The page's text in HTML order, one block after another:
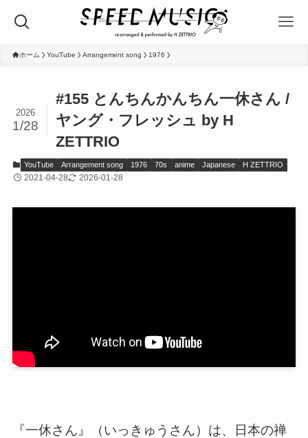
ホーム YouTube Arrangement song 1976
#155 とんちんかんちん一休さん /
ヤング・フレッシュ by H
ZETTRIO
2026
1/28
YouTube Arrangement song 1976 70s anime Japanese H ZETTRIO
2021-04-28 2026-01-28
『一休さん』（いっきゅうさん）は、日本の禅